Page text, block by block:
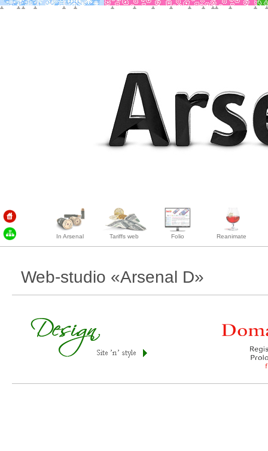
In Arsenal Tariffs web Folio Reanimate
Web-studio «Arsenal D»